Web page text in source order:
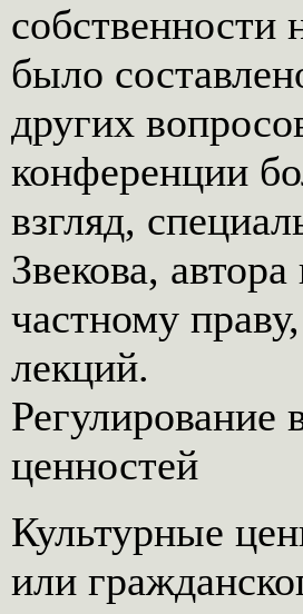
собственности
было
других
конференции
взгляд,
Звекова,
частному
лекций.
Регулирование
ценностей
Культурные
или